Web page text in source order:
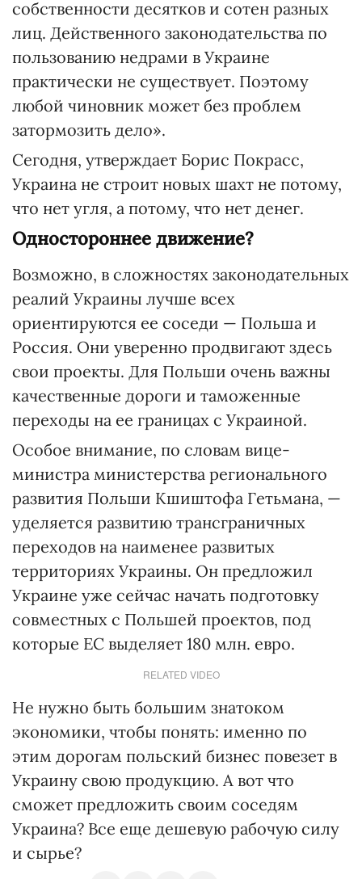
собственности десятков и сотен разных
лиц. Действенного законодательства по
пользованию недрами в Украине
практически не существует. Поэтому
любой чиновник может без проблем
затормозить дело».
Сегодня, утверждает Борис Покрасс,
Украина не строит новых шахт не потому,
что нет угля, а потому, что нет денег.
Одностороннее движение?
Возможно, в сложностях законодательных
реалий Украины лучше всех
ориентируются ее соседи — Польша и
Россия. Они уверенно продвигают здесь
свои проекты. Для Польши очень важны
качественные дороги и таможенные
переходы на ее границах с Украиной.
Особое внимание, по словам вице-
министра министерства регионального
развития Польши Кшиштофа Гетьмана, —
уделяется развитию трансграничных
переходов на наименее развитых
территориях Украины. Он предложил
Украине уже сейчас начать подготовку
совместных с Польшей проектов, под
которые ЕС выделяет 180 млн. евро.
RELATED VIDEO
Не нужно быть большим знатоком
экономики, чтобы понять: именно по
этим дорогам польский бизнес повезет в
Украину свою продукцию. А вот что
сможет предложить своим соседям
Украина? Все еще дешевую рабочую силу
и сырье?